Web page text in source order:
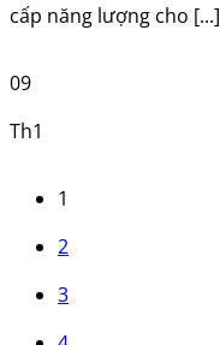
cấp năng lượng cho [...]
09
Th1
1
2
3